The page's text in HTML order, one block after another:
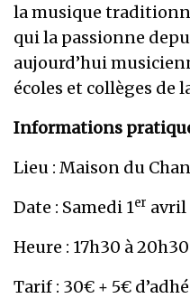
la musique
qui la passionne
aujourd’hui
écoles et collèges de
Informations
Lieu : Maison du
Date : Samedi 1er avril
Heure : 17h30 à 20h30
Tarif : 30€ + 5€